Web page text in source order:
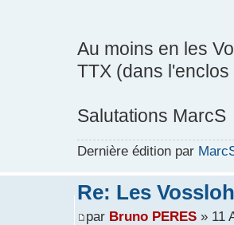
Au moins en les
TTX (dans
Salutations MarcS
Dernière édition par
Re: Les
par Bruno PERES» 11